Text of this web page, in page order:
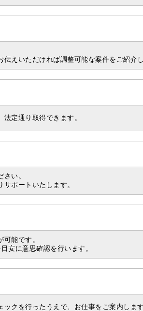
えいただければ調整可能な案件をご紹介し
定通り取得できます。
い。
ポートいたします。
能です。
安に意思確認を行います。
クを行ったうえで、お仕事をご案内します